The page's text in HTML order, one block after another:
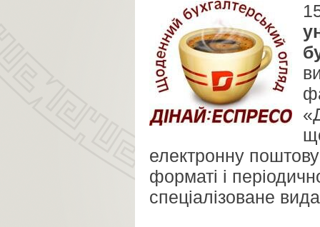
електронну
форматі і
спеціалізоване